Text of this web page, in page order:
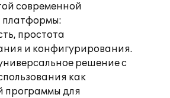
современной
платформы:
простота
и конфигурирования.
решение с
как
программы для